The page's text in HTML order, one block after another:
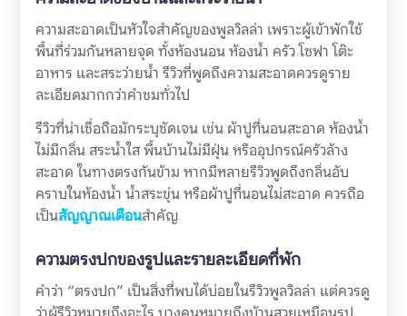
ความสะอาดเป็นหัวใจสำคัญของพูลวิลล่า เพราะผู้เข้าพักใช้
พื้นที่ร่วมกันหลายจุด ทั้งห้องนอน ห้องน้ำ ครัว โซฟา โต๊ะ
อาหาร และสระว่ายน้ำ รีวิวที่พูดถึงความสะอาดควรดูราย
ละเอียดมากกว่าคำชมทั่วไป
รีวิวที่น่าเชื่อถือมักระบุชัดเจน เช่น ผ้าปูที่นอนสะอาด ห้องน้ำ
ไม่มีกลิ่น สระน้ำใส พื้นบ้านไม่มีฝุ่น หรืออุปกรณ์ครัวล้าง
สะอาด ในทางตรงกันข้าม หากมีหลายรีวิวพูดถึงกลิ่นอับ
คราบในห้องน้ำ น้ำสระขุ่น หรือผ้าปูที่นอนไม่สะอาด ควรถือ
เป็นสัญญาณเตือนสำคัญ
ความตรงปกของรูปและรายละเอียดที่พัก
คำว่า “ตรงปก” เป็นสิ่งที่พบได้บ่อยในรีวิวพูลวิลล่า แต่ควรดู